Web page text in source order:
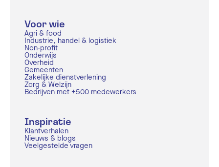
Voor wie
Agri & food
Industrie, handel & logistiek
Non-profit
Onderwijs
Overheid
Gemeenten
Zakelijke dienstverlening
Zorg & Welzijn
Bedrijven met +500 medewerkers
Inspiratie
Klantverhalen
Nieuws & blogs
Veelgestelde vragen